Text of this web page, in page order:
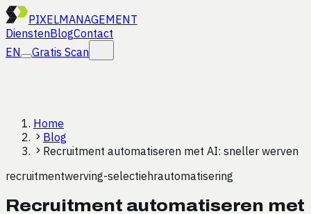
PIXELMANAGEMENT
DienstenBlogContact
EN
Gratis Scan
Home
Blog
Recruitment automatiseren met AI: sneller werven
recruitmentwerving-selectie hrautomatisering
Recruitment automatiseren met